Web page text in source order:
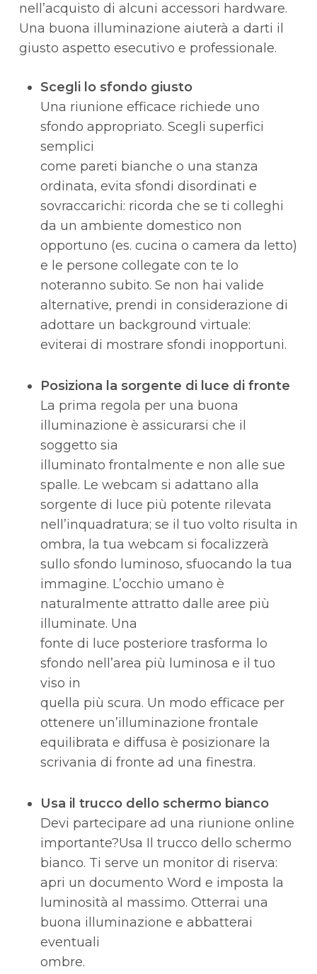
nell’acquisto di alcuni accessori hardware.
Una buona illuminazione aiuterà a darti il
giusto aspetto esecutivo e professionale.
Scegli lo sfondo giusto
Una riunione efficace richiede uno
sfondo appropriato. Scegli superfici
semplici
come pareti bianche o una stanza
ordinata, evita sfondi disordinati e
sovraccarichi: ricorda che se ti colleghi
da un ambiente domestico non
opportuno (es. cucina o camera da letto)
e le persone collegate con te lo
noteranno subito. Se non hai valide
alternative, prendi in considerazione di
adottare un background virtuale:
eviterai di mostrare sfondi inopportuni.
Posiziona la sorgente di luce di fronte
La prima regola per una buona
illuminazione è assicurarsi che il
soggetto sia
illuminato frontalmente e non alle sue
spalle. Le webcam si adattano alla
sorgente di luce più potente rilevata
nell’inquadratura; se il tuo volto risulta in
ombra, la tua webcam si focalizzerà
sullo sfondo luminoso, sfuocando la tua
immagine. L’occhio umano è
naturalmente attratto dalle aree più
illuminate. Una
fonte di luce posteriore trasforma lo
sfondo nell’area più luminosa e il tuo
viso in
quella più scura. Un modo efficace per
ottenere un’illuminazione frontale
equilibrata e diffusa è posizionare la
scrivania di fronte ad una finestra.
Usa il trucco dello schermo bianco
Devi partecipare ad una riunione online
importante?Usa Il trucco dello schermo
bianco. Ti serve un monitor di riserva:
apri un documento Word e imposta la
luminosità al massimo. Otterrai una
buona illuminazione e abbatterai
eventuali
ombre.